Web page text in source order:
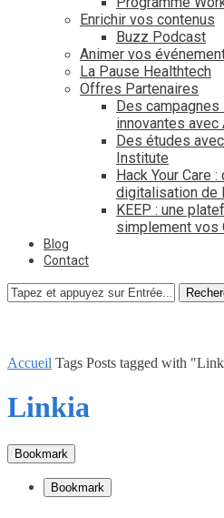
Enrichir vos contenus
Buzz Podcast
Animer vos
La Pause Healthtech
Offres Partenaires
Des
innovantes avec
Des études
Institute
Hack Your Care
digitalisation de
KEEP : une
simplement vos
Blog
Contact
Accueil Tags Posts tagged with
Linkia
Bookmark
Bookmark